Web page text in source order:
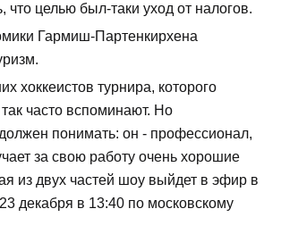
что целью был-таки уход от налогов.
Гармиш-Партенкирхена
хоккеистов турнира, которого
часто вспоминают. Но
понимать: он - профессионал,
за свою работу очень хорошие
из двух частей шоу выйдет в эфир в
декабря в 13:40 по московскому